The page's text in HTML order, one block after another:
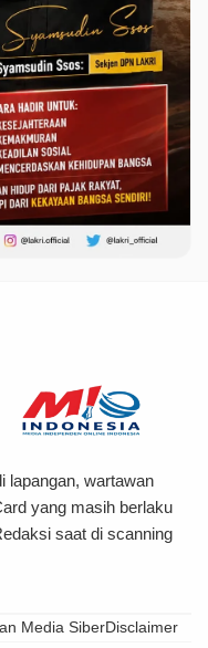
lapangan, wartawan
yang masih berlaku
saat di scanning
Media SiberDisclaimer